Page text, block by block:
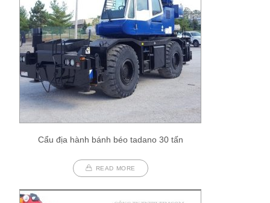
Cẩu địa hành bánh béo tadano 30 tấn
READ MORE